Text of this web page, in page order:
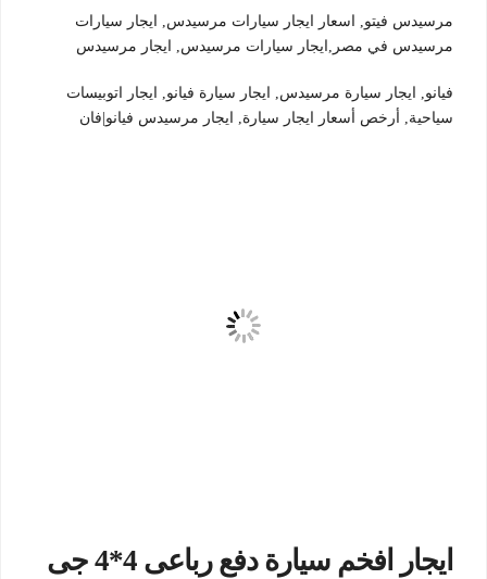
مرسيدس فيتو, اسعار ايجار سيارات مرسيدس, ايجار سيارات
مرسيدس في مصر,ايجار سيارات مرسيدس, ايجار مرسيدس
فيانو, ايجار سيارة مرسيدس, ايجار سيارة فيانو, ايجار اتوبيسات
سياحية, أرخص أسعار ايجار سيارة, ايجار مرسيدس فيانو|فان
ايجار افخم سيارة دفع رباعى 4*4 جى